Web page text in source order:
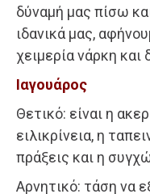
δύναμή μας πίσω
ιδανικά μας,
χειμερία νάρκη και
Ιαγουάρος
Θετικό: είναι η
ειλικρίνεια, η
πράξεις και η
Αρνητικό: τάση να